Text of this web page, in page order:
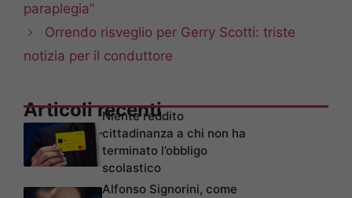
paraplegia”
Orrendo risveglio per Gerry Scotti: triste
notizia per il conduttore
Articoli recenti
Niente reddito
cittadinanza a chi non ha
terminato l’obbligo
scolastico
Alfonso Signorini, come